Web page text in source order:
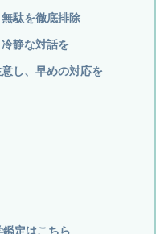
駄を徹底排除
静な対話を
し、早めの対応を
定はこちら